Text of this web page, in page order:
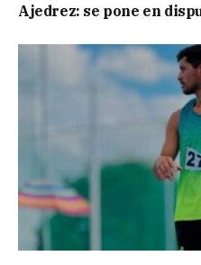
Ajedrez: se pone en